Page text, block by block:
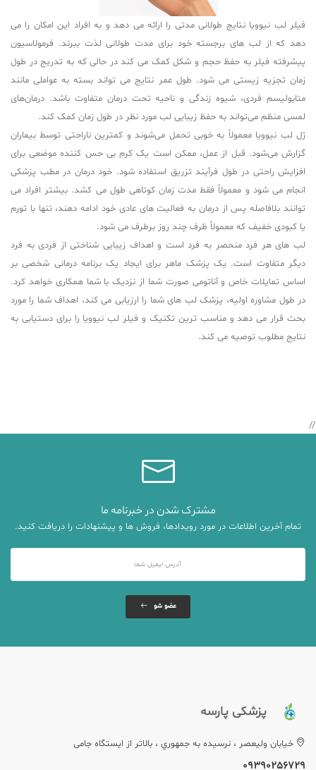
فیلر لب نیوویا نتایج طولانی مدتی را ارائه می دهد و به افراد این امکان را می
دهد که از لب های برجسته خود برای مدت طولانی لذت ببرند. فرمولاسیون
پیشرفته فیلر به حفظ حجم و شکل کمک می کند در حالی که به تدریج در طول
زمان تجزیه زیستی می شود. طول عمر نتایج می تواند بسته به عواملی مانند
متابولیسم فردی، شیوه زندگی و ناحیه تحت درمان متفاوت باشد. درمان‌های
لمسی منظم می‌تواند به حفظ زیبایی لب مورد نظر در طول زمان کمک کند.
ژل لب نیوویا معمولاً به خوبی تحمل می‌شوند و کمترین ناراحتی توسط بیماران
گزارش می‌شود. قبل از عمل، ممکن است یک کرم بی حس کننده موضعی برای
افزایش راحتی در طول فرآیند تزریق استفاده شود. خود درمان در مطب پزشکی
انجام می شود و معمولاً فقط مدت زمان کوتاهی طول می کشد. بیشتر افراد می
توانند بلافاصله پس از درمان به فعالیت های عادی خود ادامه دهند، تنها با تورم
یا کبودی خفیف که معمولاً ظرف چند روز برطرف می شود.
لب های هر فرد منحصر به فرد است و اهداف زیبایی شناختی از فردی به فرد
دیگر متفاوت است. یک پزشک ماهر برای ایجاد یک برنامه درمانی شخصی بر
اساس تمایلات خاص و آناتومی صورت شما از نزدیک با شما همکاری خواهد کرد.
در طول مشاوره اولیه، پزشک لب های شما را ارزیابی می کند، اهداف شما را مورد
بحث قرار می دهد و مناسب ترین تکنیک و فیلر لب نیوویا را برای دستیابی به
نتایج مطلوب توصیه می کند.
//
مشترک شدن در خبرنامه ما
تمام آخرین اطلاعات در مورد رویدادها، فروش ها و پیشنهادات را دریافت کنید.
عضو شو
پزشکی پارسه
خيابان وليعصر ، نرسيده به جمهوري ، بالاتر از ایستگاه جامی
09390256729